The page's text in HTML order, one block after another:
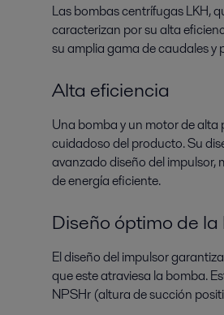
Las bombas centrífugas LKH,
caracterizan por su alta
su amplia gama de caudales y
Alta eficiencia
Una bomba y un motor de
cuidadoso del producto. Su
avanzado diseño del impulsor,
de energía eficiente.
Diseño óptimo de
El diseño del impulsor
que este atraviesa la bomba.
NPSHr (altura de succión